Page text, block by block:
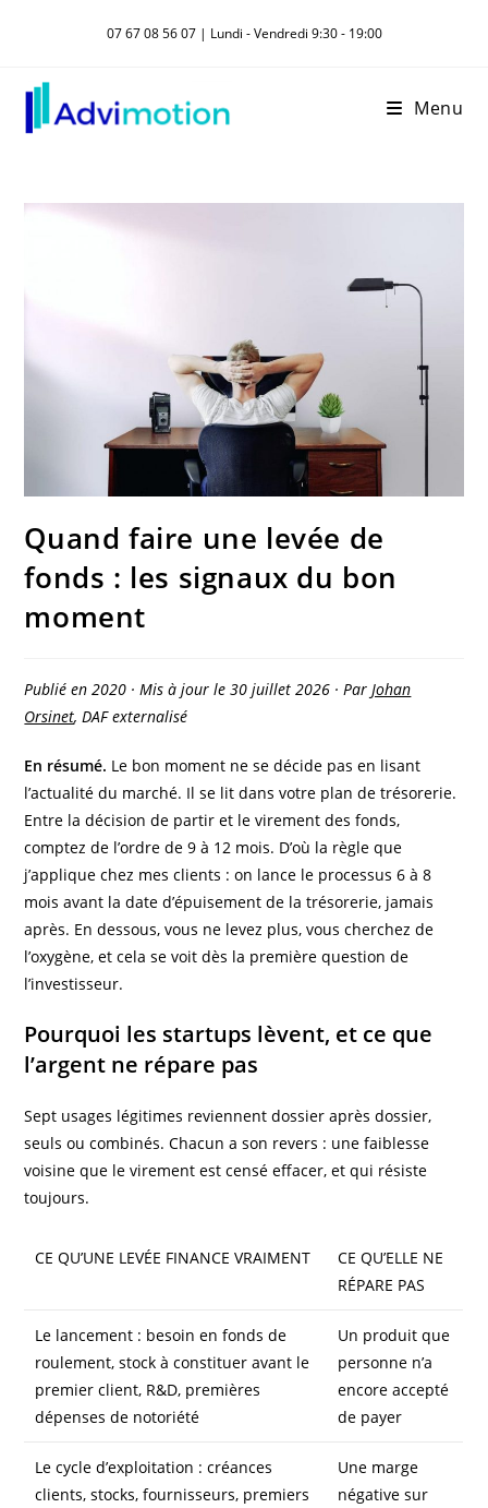
07 67 08 56 07 | Lundi - Vendredi 9:30 - 19:00
Menu
Quand faire une levée de
fonds : les signaux du bon
moment
Publié en 2020 · Mis à jour le 30 juillet 2026 · ParJohan
Orsinet, DAF externalisé
En résumé. Le bon moment ne se décide pas en lisant
l’actualité du marché. Il se lit dans votre plan de trésorerie.
Entre la décision de partir et le virement des fonds,
comptez de l’ordre de 9 à 12 mois. D’où la règle que
j’applique chez mes clients : on lance le processus 6 à 8
mois avant la date d’épuisement de la trésorerie, jamais
après. En dessous, vous ne levez plus, vous cherchez de
l’oxygène, et cela se voit dès la première question de
l’investisseur.
Pourquoi les startups lèvent, et ce que
l’argent ne répare pas
Sept usages légitimes reviennent dossier après dossier,
seuls ou combinés. Chacun a son revers : une faiblesse
voisine que le virement est censé effacer, et qui résiste
toujours.
CE QU’UNE LEVÉE FINANCE VRAIMENT
CE QU’ELLE NE
RÉPARE PAS
Le lancement : besoin en fonds de
roulement, stock à constituer avant le
premier client, R&D, premières
dépenses de notoriété
Un produit que
personne n’a
encore accepté
de payer
Le cycle d’exploitation : créances
clients, stocks, fournisseurs, premiers
Une marge
négative sur